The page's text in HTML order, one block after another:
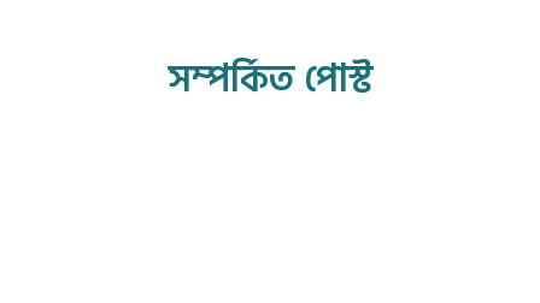
সম্পর্কিত পোস্ট